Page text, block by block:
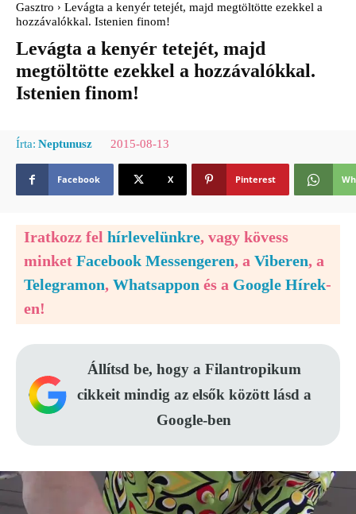
Gasztro
Levágta a kenyér tetejét, majd megtöltötte ezekkel a
hozzávalókkal. Istenien finom!
Levágta a kenyér tetejét, majd
megtöltötte ezekkel a hozzávalókkal.
Istenien finom!
Írta: Neptunusz 2015-08-13
Facebook X Pinterest
Iratkozz fel hírlevelünkre, vagy kövess
minket Facebook Messengeren, a Viberen, a
Telegramon, Whatsappon és a Google Hírek-
en!
Állítsd be, hogy a Filantropikum
cikkeit mindig az elsők között lásd a
Google-ben